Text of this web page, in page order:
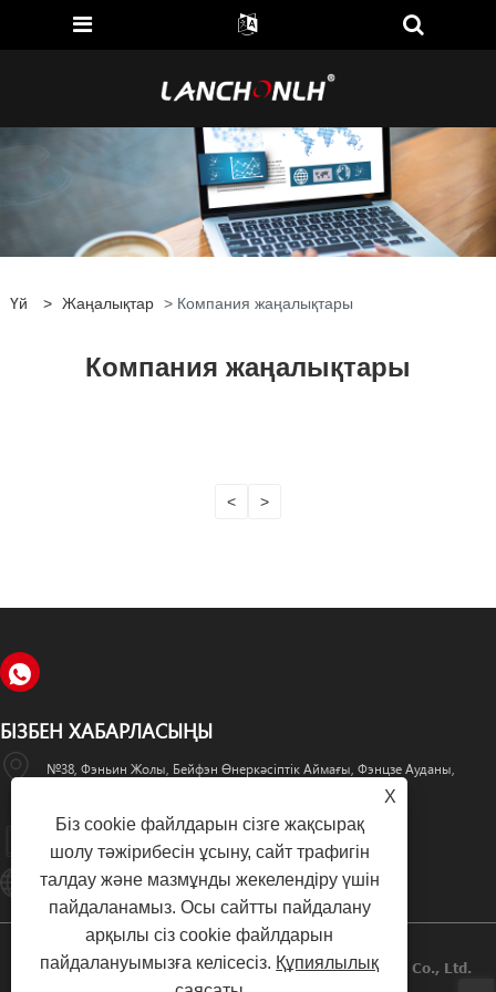
Үй > Жаңалықтар > Компания жаңалықтары
Компания жаңалықтары
< >
БІЗБЕН ХАБАРЛАСЫҢЫ
№38, Фэньин Жолы, Бейфэн Өнеркәсіптік Аймағы, Фэнцзе Ауданы,
+86-595-22777735
Qzlcdz@126.com
Copyright © 2024 Quanzhou Lianchang Electronics Co., Ltd.
X
Біз cookie файлдарын сізге жақсырақ
шолу тәжірибесін ұсыну, сайт трафигін
талдау және мазмұнды жекелендіру үшін
пайдаланамыз. Осы сайтты пайдалану
арқылы сіз cookie файлдарын
пайдалануымызға келісесіз. Құпиялылық